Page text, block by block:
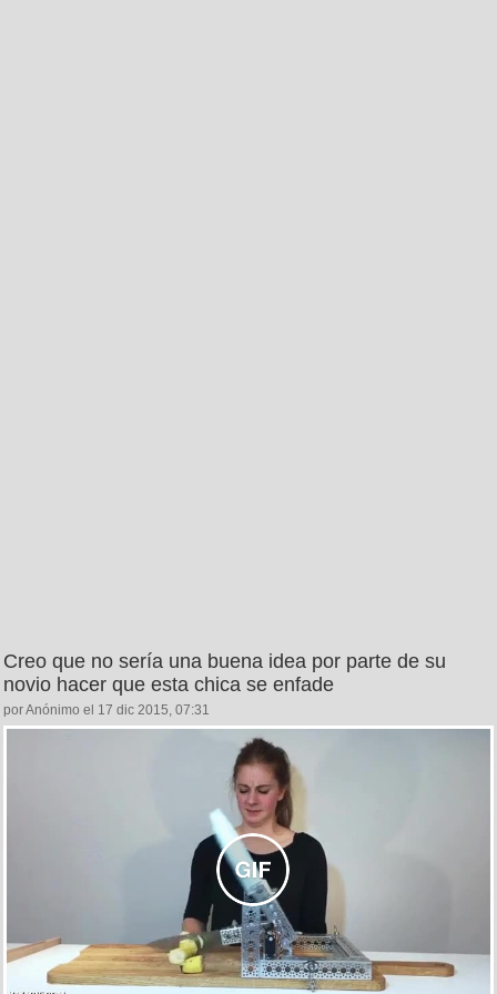
Creo que no sería una buena idea por parte de su
novio hacer que esta chica se enfade
por Anónimo el 17 dic 2015, 07:31